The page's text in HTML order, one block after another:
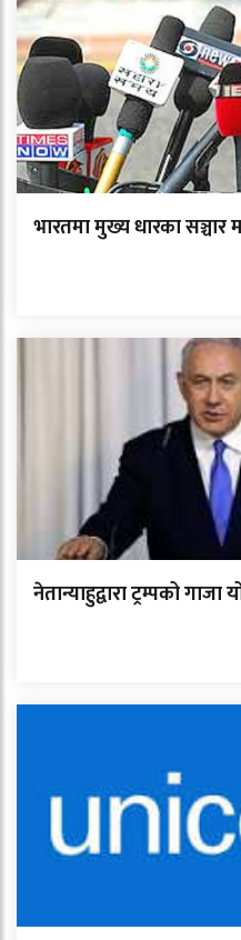
भारतमा मुख्य धारका सञ्चार
नेतान्याहुद्वारा ट्रम्पको